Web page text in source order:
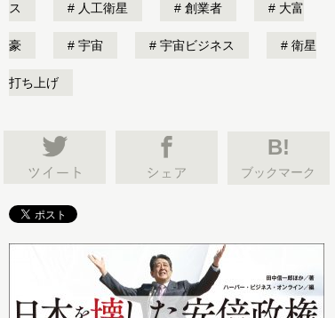
ス 人工衛星 創業者 大富
豪 宇宙 宇宙ビジネス 衛星
打ち上げ
B!
ブックマーク